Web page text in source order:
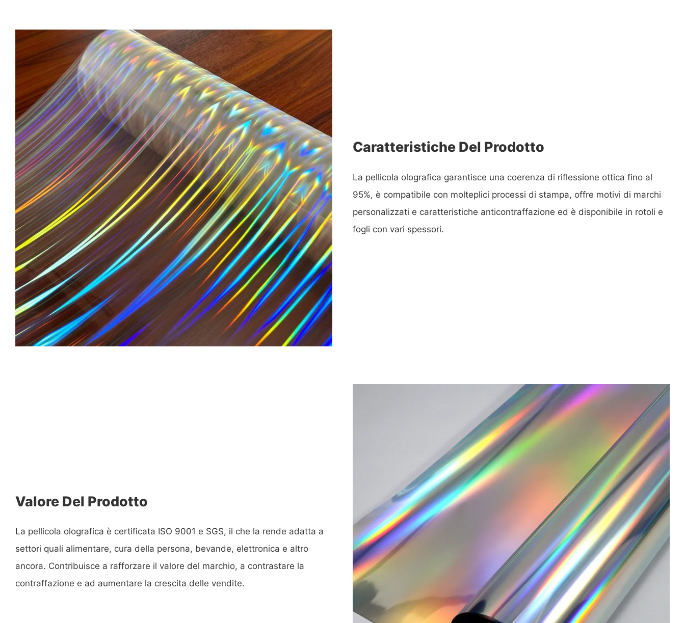
Caratteristiche Del Prodotto
La pellicola olografica garantisce una coerenza di riflessione ottica fino al
95%, è compatibile con molteplici processi di stampa, offre motivi di marchi
personalizzati e caratteristiche anticontraffazione ed è disponibile in rotoli e
fogli con vari spessori.
Valore Del Prodotto
La pellicola olografica è certificata ISO 9001 e SGS, il che la rende adatta a
settori quali alimentare, cura della persona, bevande, elettronica e altro
ancora. Contribuisce a rafforzare il valore del marchio, a contrastare la
contraffazione e ad aumentare la crescita delle vendite.